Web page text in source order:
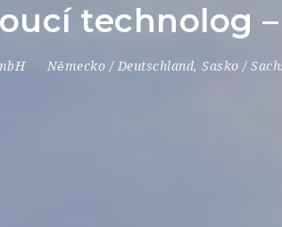
technolog
Německo / Deutschland, Sasko /